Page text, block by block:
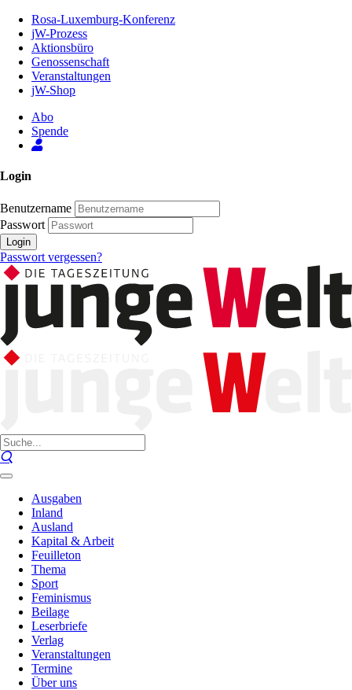
Inhalt
Seite
Rosa-Luxemburg-Konferenz
jW-Prozess
Aktionsbüro
Genossenschaft
Veranstaltungen
jW-Shop
Abo
Spende
Login
Benutzername
Passwort
Login
Passwort vergessen?
Ausgaben
Inland
Ausland
Kapital & Arbeit
Feuilleton
Thema
Sport
Feminismus
Beilage
Leserbriefe
Verlag
Veranstaltungen
Termine
Über uns